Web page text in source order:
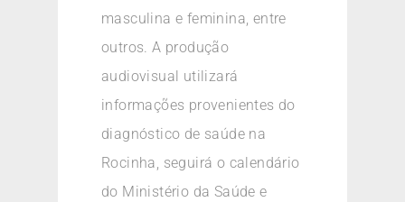
masculina e feminina, entre
outros. A produção
audiovisual utilizará
informações provenientes do
diagnóstico de saúde na
Rocinha, seguirá o calendário
do Ministério da Saúde e